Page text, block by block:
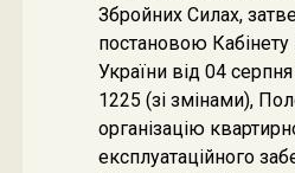
Збройних Силах,
постановою Кабінету
України від 04
1225 (зі змінами),
організацію
експлуатаційного